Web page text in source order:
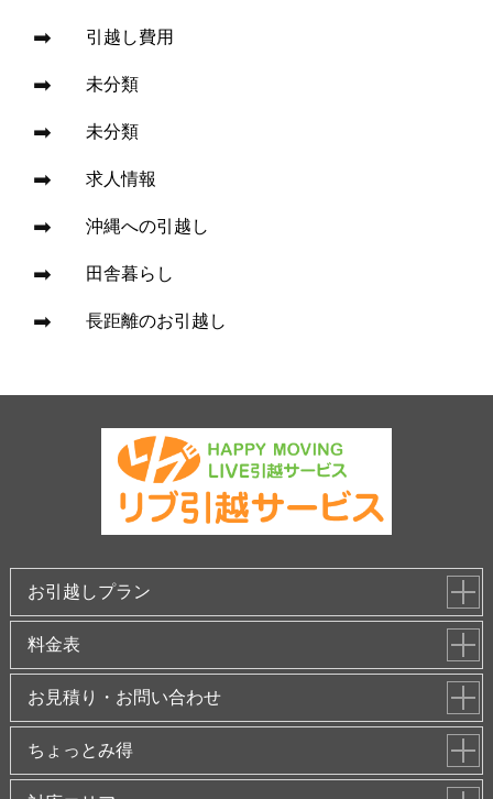
引越し費用
未分類
未分類
求人情報
沖縄への引越し
田舎暮らし
長距離のお引越し
お引越しプラン
料金表
お見積り・お問い合わせ
ちょっとみ得